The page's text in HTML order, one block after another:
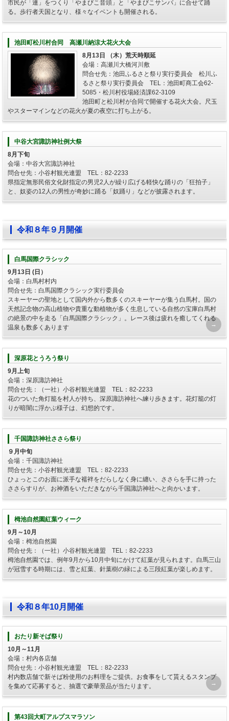
市民が「連」をつくり「やまびこ音頭」と「やまびこサンバ」に合せて踊
る。歩行者天国となり、様々なイベントも開催される。
池田町松川村合同 高瀬川納涼大花火大会
8月13日 （木）荒天時順延
会場：高瀬川大橋河川敷
問合せ先：池田ふるさと祭り実行委員会 松川ふ
るさと祭り実行委員会 TEL：池田町商工会62-
5085・松川村役場経済課62-3109
池田町と松川村が合同で開催する花火大会。尺玉
やスターマインなどの花火が夏の夜空に打ち上がる。
中谷大宮諏訪神社例大祭
8月下旬
会場：中谷大宮諏訪神社
問合せ先：小谷村観光連盟 TEL：82-2233
県指定無形民俗文化財指定の男児2人が繰り広げる軽快な踊りの「狂拍子」
と、奴姿の12人の男性が奇妙に踊る「奴踊り」などが披露されます。
令和８年９月開催
白馬国際クラシック
9月13日 (日）
会場：白馬村村内
問合せ先：白馬国際クラシック実行委員会
スキーヤーの聖地として国内外から数多くのスキーヤーが集う白馬村。国の
天然記念物の高山植物や貴重な動植物が多く生息している自然の宝庫白馬村
の絶景の中を走る「白馬国際クラシック」。レース後は疲れを癒してくれる
温泉も数多くあります
深原花とうろう祭り
9月上旬
会場：深原諏訪神社
問合せ先：（一社）小谷村観光連盟 TEL：82-2233
花のついた角灯籠を村人が持ち、深原諏訪神社へ練り歩きます。花灯籠の灯
りが暗闇に浮かぶ様子は、幻想的です。
千国諏訪神社ささら祭り
９月中旬
会場：千国諏訪神社
問合せ先：小谷村観光連盟 TEL：82-2233
ひょっとこのお面に派手な襦袢をだらしなく身に纏い、ささらを手に持った
ささらすりが、お神酒をいただきながら千国諏訪神社へと向かいます。
栂池自然園紅葉ウィーク
9月～10月
会場：栂池自然園
問合せ先：（一社）小谷村観光連盟 TEL：82-2233
栂池自然園では、例年9月から10月中旬にかけて紅葉が見られます。白馬三山
が冠雪する時期には、雪と紅葉、針葉樹の緑による三段紅葉が楽しめます。
令和８年10月開催
おたり新そば祭り
10月～11月
会場：村内各店舗
問合せ先：小谷村観光連盟 TEL：82-2233
村内数店舗で新そば粉使用のお料理をご提供。お食事をして貰えるスタンプ
を集めて応募すると、抽選で豪華景品が当たります。
第43回大町アルプスマラソン